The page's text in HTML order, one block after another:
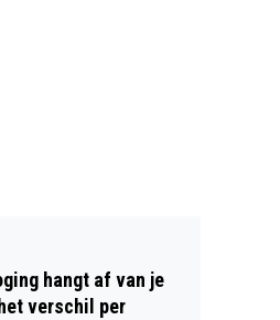
hangt af van je
verschil per